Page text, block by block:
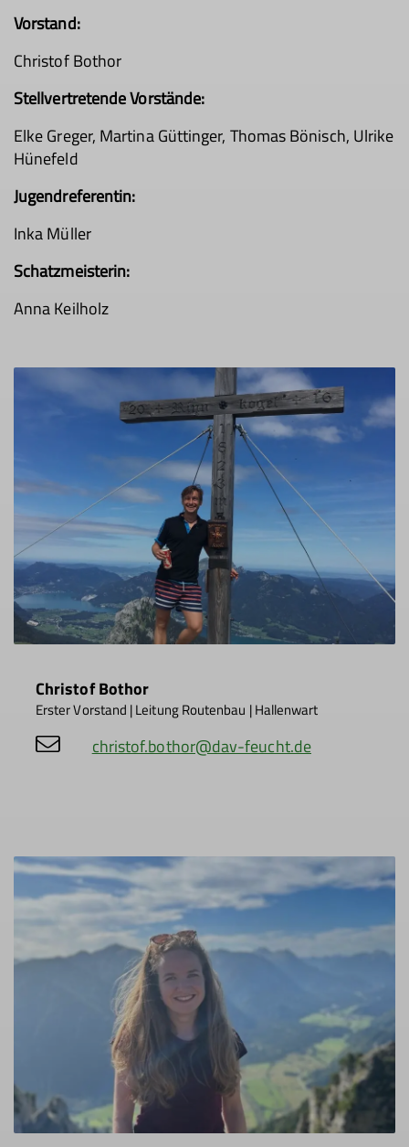
Vorstand:
Christof Bothor
Stellvertretende Vorstände:
Elke Greger, Martina Güttinger, Thomas Bönisch, Ulrike
Hünefeld
Jugendreferentin:
Inka Müller
Schatzmeisterin:
Anna Keilholz
Christof Bothor
Erster Vorstand | Leitung Routenbau | Hallenwart
christof.bothor@dav-feucht.de